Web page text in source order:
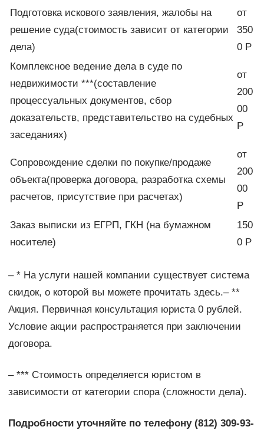
Подготовка искового заявления, жалобы на
решение суда(стоимость зависит от категории
дела)
от
350
0 Р
Комплексное ведение дела в суде по
недвижимости ***(составление
процессуальных документов, сбор
доказательств, представительство на судебных
заседаниях)
от
200
00
Р
Сопровождение сделки по покупке/продаже
объекта(проверка договора, разработка схемы
расчетов, присутствие при расчетах)
от
200
00
Р
Заказ выписки из ЕГРП, ГКН (на бумажном
носителе)
150
0 Р
– * На услуги нашей компании существует система
скидок, о которой вы можете прочитать здесь.– **
Акция. Первичная консультация юриста 0 рублей.
Условие акции распространяется при заключении
договора.
– *** Стоимость определяется юристом в
зависимости от категории спора (сложности дела).
Подробности уточняйте по телефону (812) 309-93-